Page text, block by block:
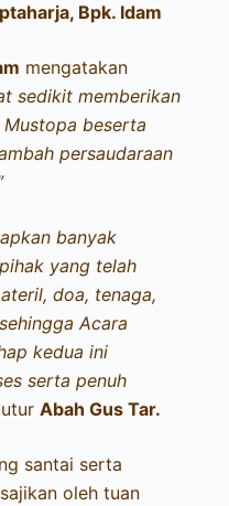
Bpk. Idam
mengatakan
sedikit memberikan
beserta
persaudaraan
banyak
yang telah
doa, tenaga,
Acara
kedua ini
serta penuh
Abah Gus Tar.
santai serta
oleh tuan